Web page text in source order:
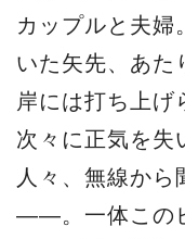
カップルと夫婦
いた矢先、あた
岸には打ち上げ
次々に正気を失
人々、無線から
――。一体この